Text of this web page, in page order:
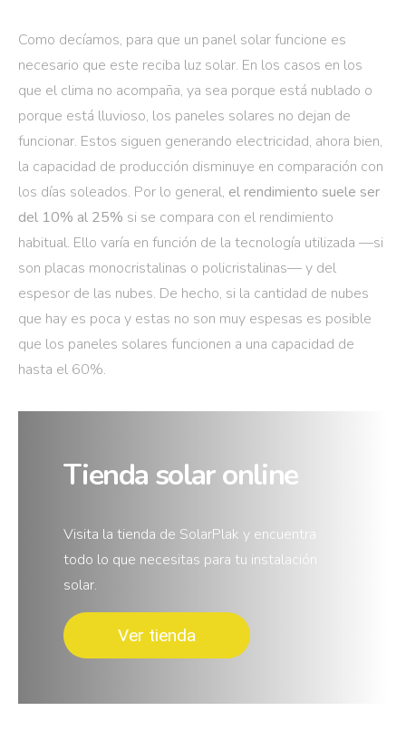
Como decíamos, para que un panel solar funcione es
necesario que este reciba luz solar. En los casos en los
que el clima no acompaña, ya sea porque está nublado o
porque está lluvioso, los paneles solares no dejan de
funcionar. Estos siguen generando electricidad, ahora bien,
la capacidad de producción disminuye en comparación con
los días soleados. Por lo general, el rendimiento suele ser
del 10% al 25% si se compara con el rendimiento
habitual. Ello varía en función de la tecnología utilizada —si
son placas monocristalinas o policristalinas— y del
espesor de las nubes. De hecho, si la cantidad de nubes
que hay es poca y estas no son muy espesas es posible
que los paneles solares funcionen a una capacidad de
hasta el 60%.
Tienda solar online
Visita la tienda de SolarPlak y encuentra
todo lo que necesitas para tu instalación
solar.
Ver tienda